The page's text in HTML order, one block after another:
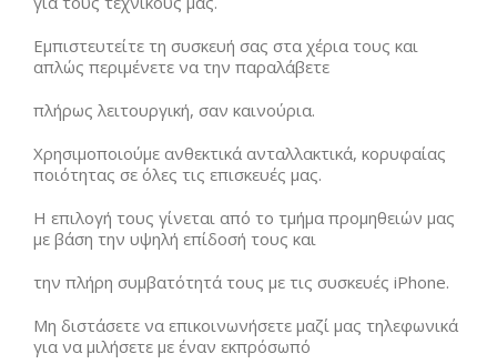
Εμπιστευτείτε τη συσκευή σας στα χέρια τους και
απλώς περιμένετε να την παραλάβετε
πλήρως λειτουργική, σαν καινούρια.
Χρησιμοποιούμε ανθεκτικά ανταλλακτικά, κορυφαίας
ποιότητας σε όλες τις επισκευές μας.
Η επιλογή τους γίνεται από το τμήμα προμηθειών μας
με βάση την υψηλή επίδοσή τους και
την πλήρη συμβατότητά τους με τις συσκευές iPhone.
Μη διστάσετε να επικοινωνήσετε μαζί μας τηλεφωνικά
για να μιλήσετε με έναν εκπρόσωπό